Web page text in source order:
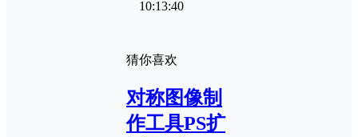
10:13:40
猜你喜欢
对称图像制
作工具PS扩